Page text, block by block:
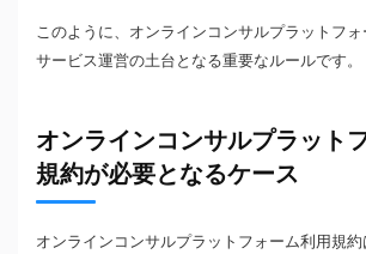
このように、オンラインコンサルプラットフォ
サービス運営の土台となる重要なルールです。
オンラインコンサルプラット
規約が必要となるケース
オンラインコンサルプラットフォーム利用規